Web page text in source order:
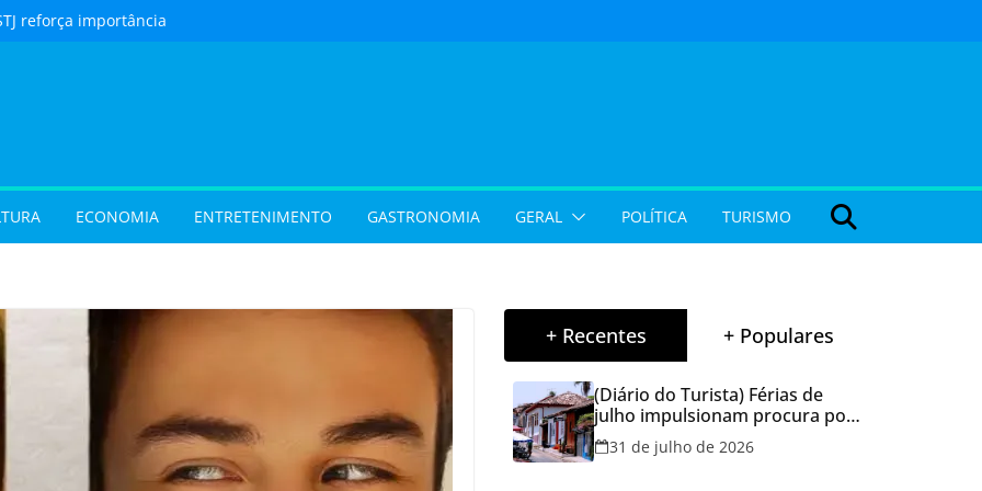
reforça importância
inéditas de
gratuitas no fim
Pais em Goiânia
ECONOMIA ENTRETENIMENTO GASTRONOMIA GERAL POLÍTICA TURISMO
+ Recentes + Populares
(Diário do Turista) Férias de
julho impulsionam procura por
hospedagem em Goiás e
reforçam cuidados na hora de
31 de julho de 2026